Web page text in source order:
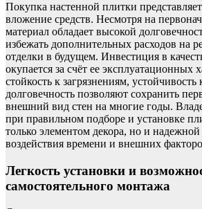
Покупка настенной плитки
вложение средств. Несмотря на
материал обладает высокой
избежать дополнительных расходов на
отделки в будущем. Инвестиция в
окупается за счёт ее эксплуатационных
стойкость к загрязнениям, устойчивость
долговечность позволяют сохранить
внешний вид стен на многие годы.
при правильном подборе и установке
только элементом декора, но и
воздействия времени и внешних
Легкость установки и
самостоятельного монтажа